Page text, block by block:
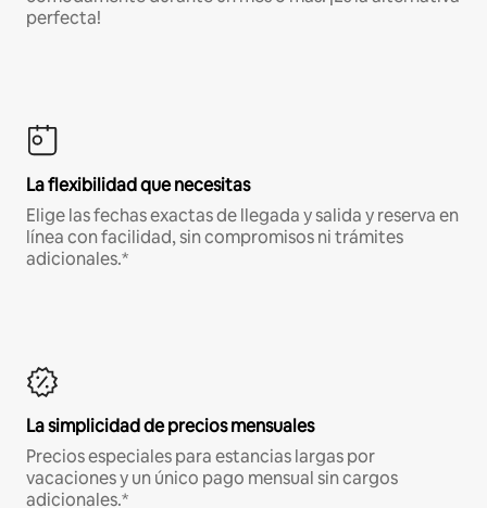
perfecta!
La flexibilidad que necesitas
Elige las fechas exactas de llegada y salida y reserva en
línea con facilidad, sin compromisos ni trámites
adicionales.*
La simplicidad de precios mensuales
Precios especiales para estancias largas por
vacaciones y un único pago mensual sin cargos
adicionales.*